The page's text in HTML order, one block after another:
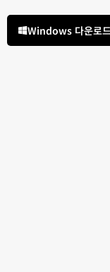
Windows 다운로